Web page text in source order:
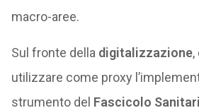
macro-aree.
Sul fronte della digitalizzazione,
utilizzare come proxy
strumento del Fascicolo